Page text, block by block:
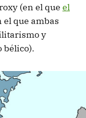
(en el que el
el que ambas
y
bélico).